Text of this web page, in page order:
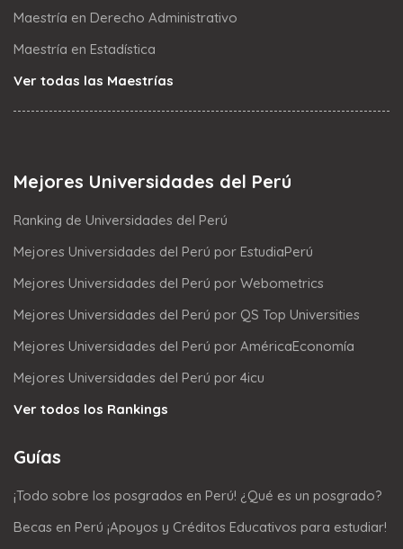
Maestría en Derecho Administrativo
Maestría en Estadística
Ver todas las Maestrías
Mejores Universidades del Perú
Ranking de Universidades del Perú
Mejores Universidades del Perú por EstudiaPerú
Mejores Universidades del Perú por Webometrics
Mejores Universidades del Perú por QS Top Universities
Mejores Universidades del Perú por AméricaEconomía
Mejores Universidades del Perú por 4icu
Ver todos los Rankings
Guías
¡Todo sobre los posgrados en Perú! ¿Qué es un posgrado?
Becas en Perú ¡Apoyos y Créditos Educativos para estudiar!